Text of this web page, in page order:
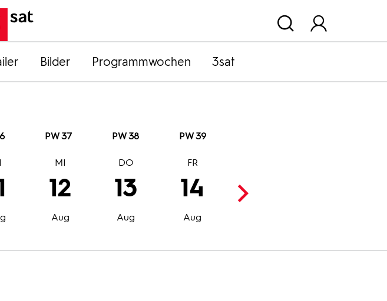
Bilder Programmwochen 3sat
PW 37 PW 38 PW 39
12
Aug
MI
13
Aug
DO
14
Aug
FR
15